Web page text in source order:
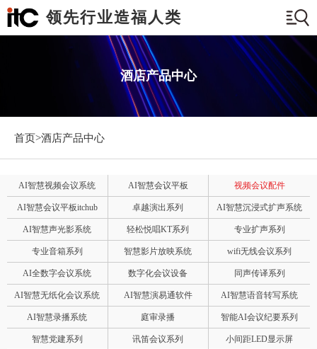
领先行业造福人类
酒店产品中心
首页>酒店产品中心
AI智慧视频会议系统 AI智慧会议平板 视频会议配件
AI智慧会议平板itchub 卓越演出系列 AI智慧沉浸式扩声系统
AI智慧声光影系统 轻松悦唱KT系列 专业扩声系列
专业音箱系列 智慧影片放映系统 wifi无线会议系列
AI全数字会议系统 数字化会议设备 同声传译系列
AI智慧无纸化会议系统 AI智慧演易通软件 AI智慧语音转写系统
AI智慧录播系统 庭审录播 智能AI会议纪要系列
智慧党建系列 讯笛会议系列 小间距LED显示屏